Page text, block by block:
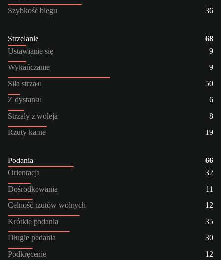
Szybkość biegu
36
Strzelanie
68
Ustawianie się
9
Wykańczanie
9
Siła strzału
50
Z dystansu
6
Strzały z woleja
8
Rzuty karne
19
Podania
66
Orientacja
32
Dośrodkowania
11
Celność rzutów wolnych
12
Krótkie podania
35
Długie podania
30
Podkręcenie
12